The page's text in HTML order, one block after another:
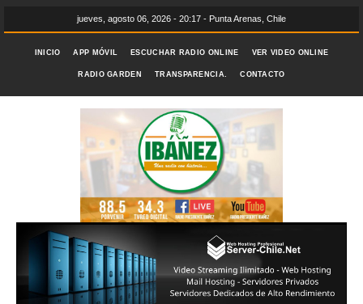
jueves, agosto 06, 2026 - 20:17 - Punta Arenas, Chile
INICIO APP MÓVIL ESCUCHAR RADIO ONLINE VER VIDEO ONLINE
RADIO GARDEN TRANSPARENCIA. CONTACTO